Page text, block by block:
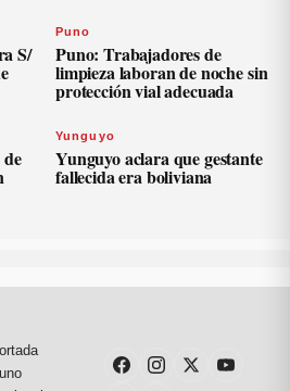
S/
Puno
Puno: Trabajadores de
limpieza laboran de noche sin
protección vial adecuada
de
Yunguyo
Yunguyo aclara que gestante
fallecida era boliviana